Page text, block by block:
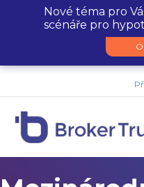
Nové téma pro
scénáře pro